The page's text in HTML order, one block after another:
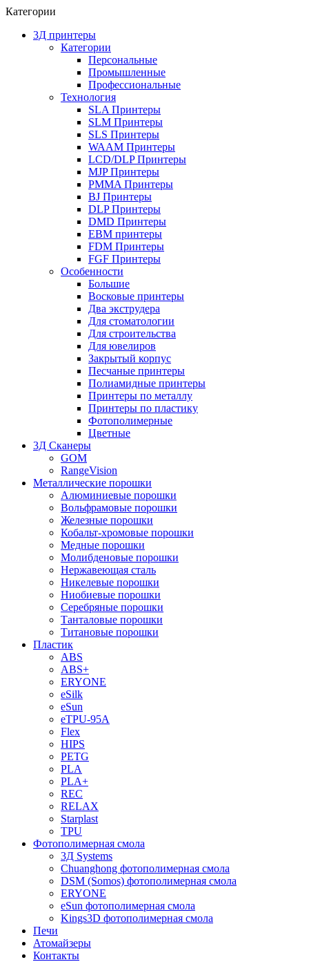
Категории
3Д принтеры
Категории
Персональные
Промышленные
Профессиональные
Технология
SLA Принтеры
SLM Принтеры
SLS Принтеры
WAAM Принтеры
LCD/DLP Принтеры
MJP Принтеры
PMMA Принтеры
BJ Принтеры
DLP Принтеры
DMD Принтеры
EBM принтеры
FDM Принтеры
FGF Принтеры
Особенности
Большие
Восковые принтеры
Два экструдера
Для стоматологии
Для строительства
Для ювелиров
Закрытый корпус
Песчаные принтеры
Полиамидные принтеры
Принтеры по металлу
Принтеры по пластику
Фотополимерные
Цветные
3Д Сканеры
GOM
RangeVision
Металлические порошки
Алюминиевые порошки
Вольфрамовые порошки
Железные порошки
Кобальт-хромовые порошки
Медные порошки
Молибденовые порошки
Нержавеющая сталь
Никелевые порошки
Ниобиевые порошки
Серебряные порошки
Танталовые порошки
Титановые порошки
Пластик
ABS
ABS+
ERYONE
eSilk
eSun
eTPU-95A
Flex
HIPS
PETG
PLA
PLA+
REC
RELAX
Starplast
TPU
Фотополимерная смола
3Д Systems
Chuanghong фотополимерная смола
DSM (Somos) фотополимерная смола
ERYONE
eSun фотополимерная смола
Kings3D фотополимерная смола
Печи
Атомайзеры
Контакты